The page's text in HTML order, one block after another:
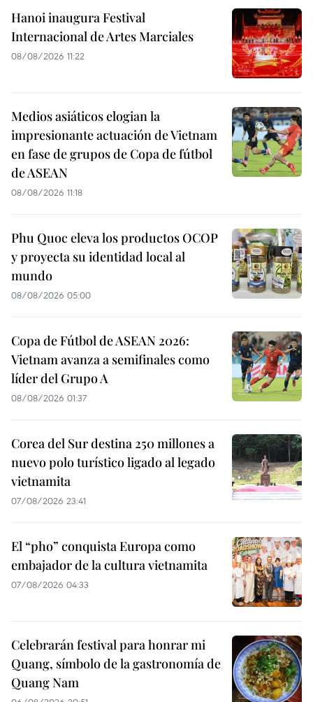
Hanoi inaugura Festival
Internacional de Artes Marciales
08/08/2026 11:22
Medios asiáticos elogian la
impresionante actuación de Vietnam
en fase de grupos de Copa de fútbol
de ASEAN
08/08/2026 11:18
Phu Quoc eleva los productos OCOP
y proyecta su identidad local al
mundo
08/08/2026 05:00
Copa de Fútbol de ASEAN 2026:
Vietnam avanza a semifinales como
líder del Grupo A
08/08/2026 01:37
Corea del Sur destina 250 millones a
nuevo polo turístico ligado al legado
vietnamita
07/08/2026 23:41
El “pho” conquista Europa como
embajador de la cultura vietnamita
07/08/2026 04:33
Celebrarán festival para honrar mi
Quang, símbolo de la gastronomía de
Quang Nam